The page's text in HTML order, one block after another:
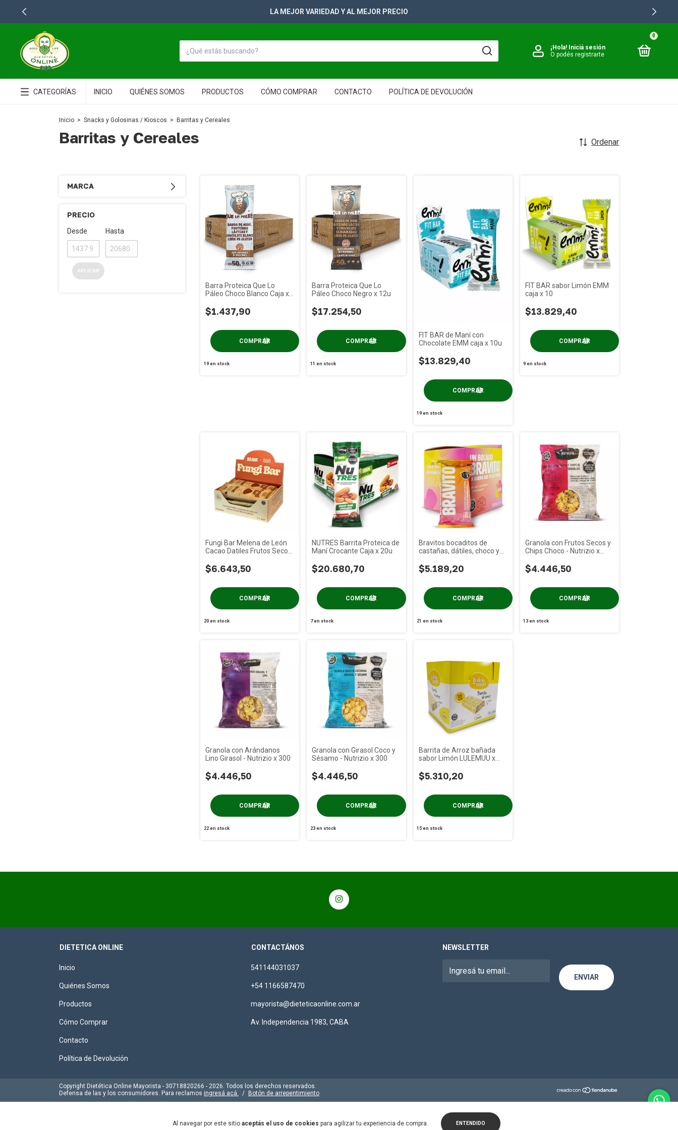
LA MEJOR VARIEDAD Y AL MEJOR PRECIO
¡Hola! Iniciá sesión
O podés registrarte
0
CATEGORÍAS INICIO QUIÉNES SOMOS PRODUCTOS CÓMO COMPRAR CONTACTO POLÍTICA DE DEVOLUCIÓN
Al navegar por este sitio aceptás el uso de cookies para agilizar tu experiencia de compra. ENTENDIDO
Inicio > Snacks y Golosinas / Kioscos > Barritas y Cereales
Barritas y Cereales Ordenar
MARCA
PRECIO
Desde Hasta
APLICAR
Barra Proteica Que Lo
Páleo Choco Blanco Caja x
$1.437,90
19en stock
Barra Proteica Que Lo
Páleo Choco Negro x 12u
$17.254,50
11 en stock
FIT BAR de Maní con
Chocolate EMM caja x 10u
$13.829,40
19 en stock
FIT BAR sabor Limón EMM
caja x 10
$13.829,40
9 en stock
Fungi Bar Melena de León
Cacao Datiles Frutos Secos
$6.643,50
20en stock
NUTRES Barrita Proteica de
Maní Crocante Caja x 20u
$20.680,70
7en stock
Bravitos bocaditos de
castañas, dátiles, choco y
$5.189,20
21 en stock
Granola con Frutos Secos y
Chips Choco - Nutrizio x
$4.446,50
13 en stock
Granola con Arándanos
Lino Girasol - Nutrizio x 300
$4.446,50
22en stock
Granola con Girasol Coco y
Sésamo - Nutrizio x 300
$4.446,50
23en stock
Barrita de Arroz bañada
sabor Limón LULEMUU x
$5.310,20
15 en stock
DIETETICA ONLINE
Inicio
Quiénes Somos
Productos
Cómo Comprar
Contacto
Política de Devolución
CONTACTÁNOS
541144031037
+54 1166587470
mayorista@dieteticaonline.com.ar
Av. Independencia 1983, CABA
NEWSLETTER
Copyright Dietética Online Mayorista - 30718820266 - 2026. Todos los derechos reservados.
Defensa de las y los consumidores. Para reclamos ingresá acá. / Botón de arrepentimiento